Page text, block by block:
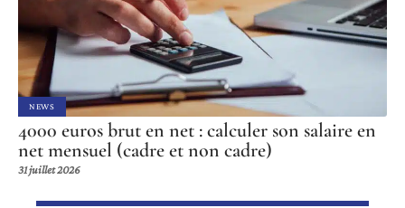
NEWS
4000 euros brut en net : calculer son salaire en
net mensuel (cadre et non cadre)
31 juillet 2026